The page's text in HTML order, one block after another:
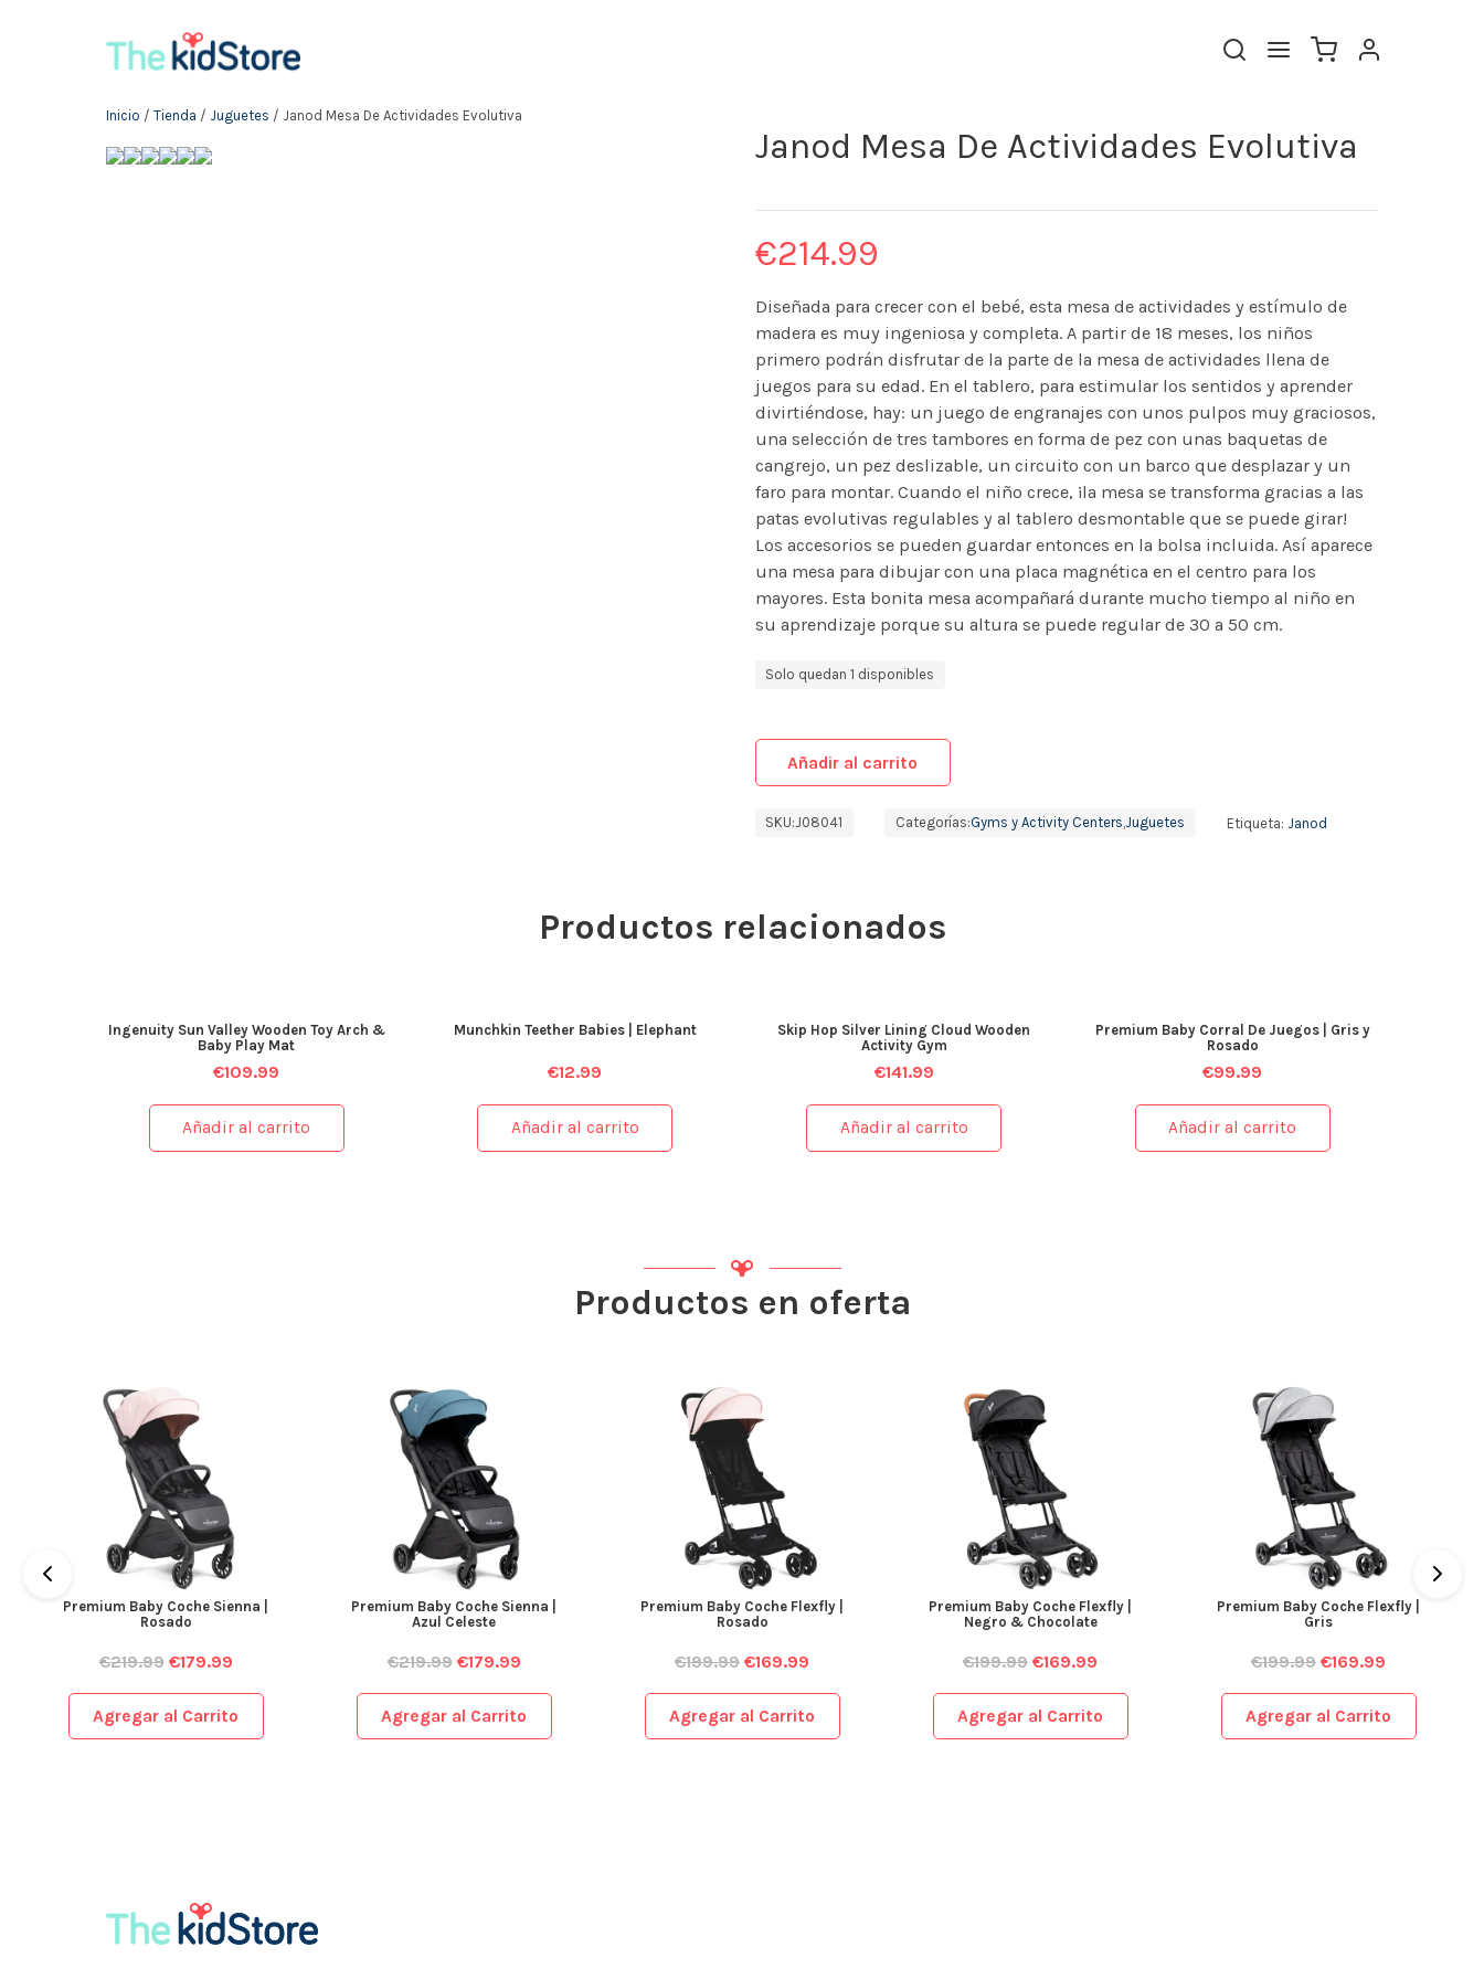
Inicio / Tienda / Juguetes / Janod Mesa De Actividades Evolutiva
Janod Mesa De Actividades Evolutiva
€214.99
Diseñada para crecer con el bebé, esta mesa de actividades y estímulo de
madera es muy ingeniosa y completa. A partir de 18 meses, los niños
primero podrán disfrutar de la parte de la mesa de actividades llena de
juegos para su edad. En el tablero, para estimular los sentidos y aprender
divirtiéndose, hay: un juego de engranajes con unos pulpos muy graciosos,
una selección de tres tambores en forma de pez con unas baquetas de
cangrejo, un pez deslizable, un circuito con un barco que desplazar y un
faro para montar. Cuando el niño crece, ¡la mesa se transforma gracias a las
patas evolutivas regulables y al tablero desmontable que se puede girar!
Los accesorios se pueden guardar entonces en la bolsa incluida. Así aparece
una mesa para dibujar con una placa magnética en el centro para los
mayores. Esta bonita mesa acompañará durante mucho tiempo al niño en
su aprendizaje porque su altura se puede regular de 30 a 50 cm.
Solo quedan 1 disponibles
Añadir al carrito
SKU:J08041 Categorías:Gyms y Activity Centers,Juguetes Etiqueta: Janod
Productos relacionados
Ingenuity Sun Valley Wooden Toy Arch &
Baby Play Mat
€109.99
Añadir al carrito
Munchkin Teether Babies | Elephant
€12.99
Añadir al carrito
Skip Hop Silver Lining Cloud Wooden
Activity Gym
€141.99
Añadir al carrito
Premium Baby Corral De Juegos | Gris y
Rosado
€99.99
Añadir al carrito
Productos en oferta
Premium Baby Coche Sienna |
Rosado
€219.99 €179.99
Agregar al Carrito
Premium Baby Coche Sienna |
Azul Celeste
€219.99 €179.99
Agregar al Carrito
Premium Baby Coche Flexfly |
Rosado
€199.99 €169.99
Agregar al Carrito
Premium Baby Coche Flexfly |
Negro & Chocolate
€199.99 €169.99
Agregar al Carrito
Premium Baby Coche Flexfly |
Gris
€199.99 €169.99
Agregar al Carrito